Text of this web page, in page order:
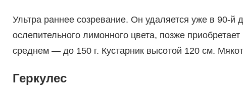
Ультра раннее созревание. Он удаляется уже в 90-й
ослепительного лимонного цвета, позже
среднем — до 150 г. Кустарник высотой 120 см.
Геркулес